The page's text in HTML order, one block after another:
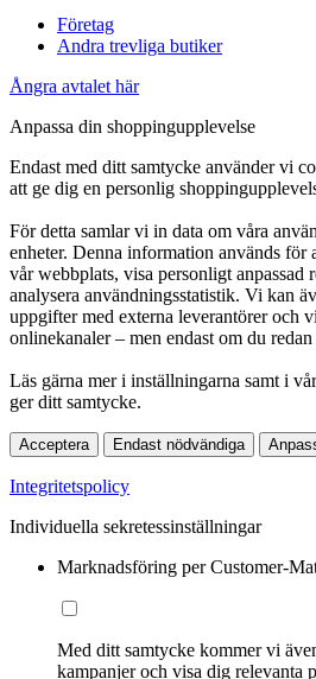
Företag
Andra trevliga butiker
Ångra avtalet här
Anpassa din shoppingupplevelse
Endast med ditt samtycke använder vi
att ge dig en personlig
För detta samlar vi in data om våra
enheter. Denna information används för
vår webbplats, visa personligt anpassad
analysera användningsstatistik. Vi kan
uppgifter med externa leverantörer och
onlinekanaler – men endast om du
Läs gärna mer i inställningarna samt i
ger ditt samtycke.
Acceptera Endast nödvändiga
Integritetspolicy
Individuella sekretessinställningar
Marknadsföring per Customer-
Med ditt samtycke kommer vi
kampanjer och visa dig relevanta